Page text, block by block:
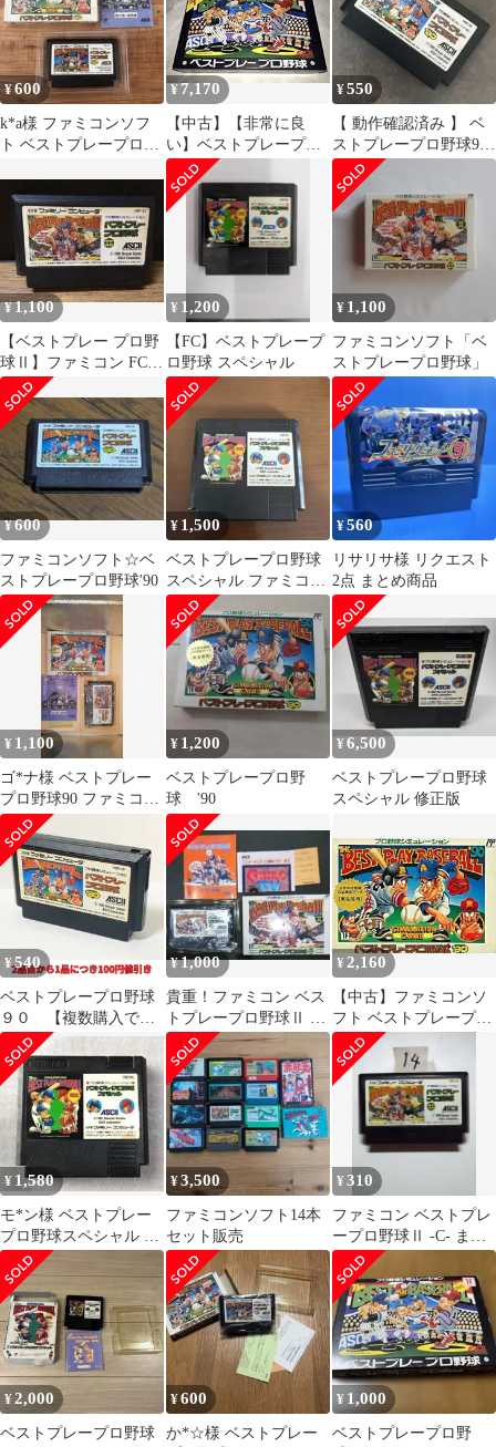
¥600
k*a様 ファミコンソフ
ト ベストプレープロ野
¥7,170
【中古】【非常に良
い】ベストプレープロ
野球 p706p5g
¥550
【 動作確認済み 】 ベ
ストプレープロ野球90
アスキー ファミコンソ
フト
¥1,100
【ベストプレー プロ野
球Ⅱ】ファミコン FC
ソフト mJJ105 ● ★
¥ 1,200
【FC】ベストプレープ
ロ野球 スペシャル
¥ 1,100
ファミコンソフト「ベ
ストプレープロ野球」
¥600
ファミコンソフト☆ベ
ストプレープロ野球'90
¥ 1,500
ベストプレープロ野球
スペシャル ファミコン
ソフト
¥560
リサリサ様 リクエスト
2点 まとめ商品
¥ 1,100
ゴ*ナ様 ベストプレー
プロ野球90 ファミコン
箱説あり
¥ 1,200
ベストプレープロ野
球 '90
¥6,500
ベストプレープロ野球
スペシャル 修正版
¥540
ベストプレープロ野球
９０ 【複数購入で値
引き希望の方は購入前
に質問でコメントくだ
さい】【ファミコン】
【箱説なし】
¥1,000
貴重！ファミコン ベス
トプレープロ野球Ⅱ 箱
説明書つき アスキー
¥ 2,160
【中古】ファミコンソ
フト ベストプレープロ
野球’90
¥ 1,580
モ*ン様 ベストプレー
プロ野球スペシャル フ
ァミコン ソフト
¥3,500
ファミコンソフト14本
セット販売
¥310
ファミコン ベストプレ
ープロ野球Ⅱ -C- まと
め買い大歓迎
¥2,000
ベストプレープロ野球
¥600
か*☆様 ベストプレー
¥ 1,000
ベストプレープロ野